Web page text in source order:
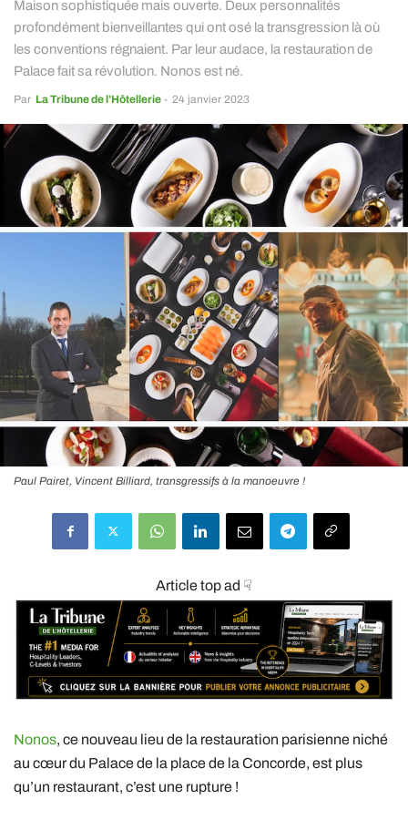
Maison sophistiquée mais ouverte. Deux personnalités
profondément bienveillantes qui ont osé la transgression là où
les conventions régnaient. Par leur audace, la restauration de
Palace fait sa révolution. Nonos est né.
Par La Tribune de l’Hôtellerie - 24 janvier 2023
Paul Pairet, Vincent Billiard, transgressifs à la manoeuvre !
Article top ad ☟
Nonos, ce nouveau lieu de la restauration parisienne niché
au cœur du Palace de la place de la Concorde, est plus
qu’un restaurant, c’est une rupture !